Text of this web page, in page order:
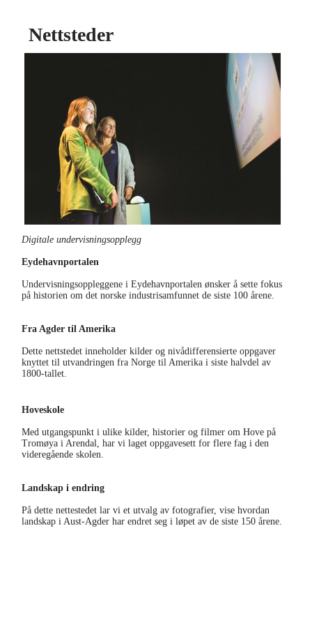
Nettsteder
Digitale undervisningsopplegg
Eydehavnportalen
Undervisningsoppleggene i Eydehavnportalen ønsker å sette fokus
på historien om det norske industrisamfunnet de siste 100 årene.
Fra Agder til Amerika
Dette nettstedet inneholder kilder og nivådifferensierte oppgaver
knyttet til utvandringen fra Norge til Amerika i siste halvdel av
1800-tallet.
Hoveskole
Med utgangspunkt i ulike kilder, historier og filmer om Hove på
Tromøya i Arendal, har vi laget oppgavesett for flere fag i den
videregående skolen.
Landskap i endring
På dette nettestedet lar vi et utvalg av fotografier, vise hvordan
landskap i Aust-Agder har endret seg i løpet av de siste 150 årene.